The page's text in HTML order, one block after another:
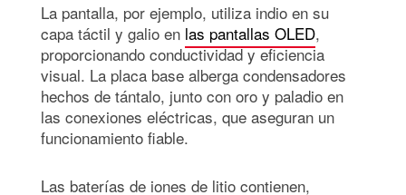
La pantalla, por ejemplo, utiliza indio en su
capa táctil y galio en las pantallas OLED,
proporcionando conductividad y eficiencia
visual. La placa base alberga condensadores
hechos de tántalo, junto con oro y paladio en
las conexiones eléctricas, que aseguran un
funcionamiento fiable.
Las baterías de iones de litio contienen,